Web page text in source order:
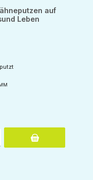
auf
Leben